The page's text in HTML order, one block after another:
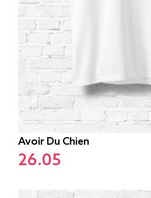
Avoir Du Chien
26.05